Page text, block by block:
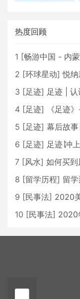
热度回顾
1 [畅游中国 - 内
2 [环球星动] 悦
3 [足迹] 足迹 | 认
4 [足迹]
《足迹
5 [足迹] 幕后故
6 [足迹] 足迹∣冲
7 [风水] 如何买
8 [留学历程] 留学
9 [民事法] 2020
10 [民事法] 2020